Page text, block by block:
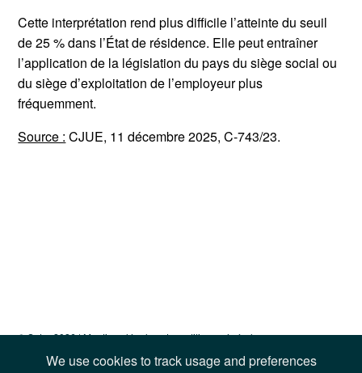
We use cookies to track usage and preferences
Cette interprétation rend plus difficile l’atteinte du seuil
de 25 % dans l’État de résidence. Elle peut entraîner
l’application de la législation du pays du siège social ou
du siège d’exploitation de l’employeur plus
fréquemment.
Source : CJUE, 11 décembre 2025, C-743/23.
© Sotra 2026 |Mentions légales et conditions générales